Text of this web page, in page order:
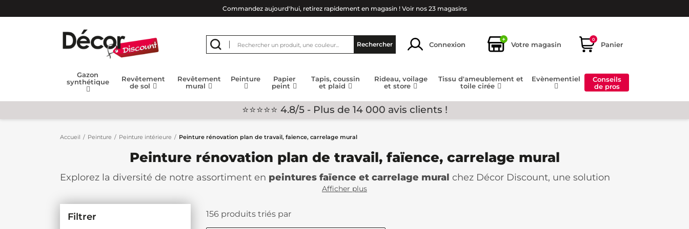
Commandez aujourd'hui, retirez rapidement en magasin ! Voir nos 23 magasins
Rechercher Connexion
+
Votre magasin
0
Panier
Gazon
synthétique
Revêtement
de sol
Revêtement
mural
Peinture
Papier
peint
Tapis, coussin
et plaid
Rideau, voilage
et store
Tissu d'ameublement et
toile cirée
Evènementiel
Conseils
de pros
⭐⭐⭐⭐⭐ 4.8/5 - Plus de 14 000 avis clients !
Accueil Peinture Peinture intérieure Peinture rénovation plan de travail, faïence, carrelage mural
Peinture rénovation plan de travail, faïence, carrelage mural
Explorez la diversité de notre assortiment en peintures faïence et carrelage mural chez Décor Discount, une solution
pratique pour rafraîchir l'apparence des carreaux de votre salle de bain ou de votre cuisine sans engager de
Offrant une alternative rapide et économique, notre sélection de peintures vous permet de transformer l'aspect de vos
murs carrelés en un clin d'œil. Avec une variété étendue de couleurs et de finitions, personnalisez votre espace selon vos
Afficher plus
Filtrer 156 produits triés par